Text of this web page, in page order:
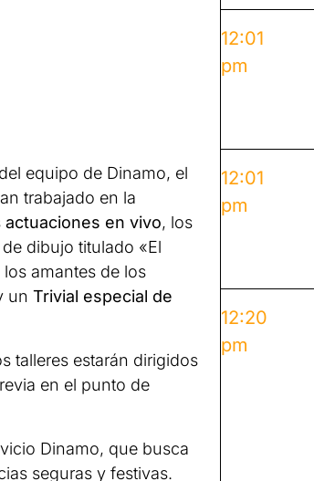
equipo de Dinamo, el
trabajado en la
actuaciones en vivo, los
dibujo titulado «El
amantes de los
un Trivial especial de
talleres estarán dirigidos
en el punto de
Dinamo, que busca
seguras y festivas.
12:01
pm
12:01
pm
12:20
pm